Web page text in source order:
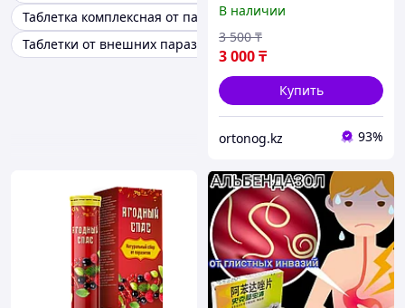
Таблетка комплексная от паразитов
Таблетки от внешних паразитов
В наличии
3 000₸
3 500 ₸
Купить
ortonog.kz 93%